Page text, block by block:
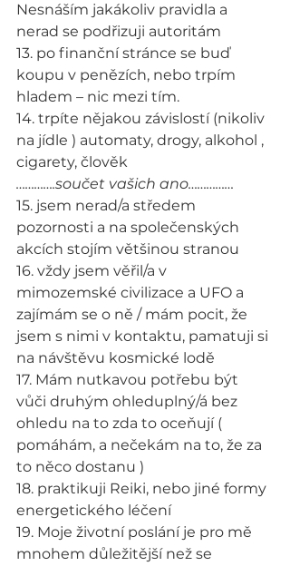
Nesnáším jakákoliv pravidla a
nerad se podřizuji autoritám
13. po finanční stránce se buď
koupu v penězích, nebo trpím
hladem – nic mezi tím.
14. trpíte nějakou závislostí (nikoliv
na jídle ) automaty, drogy, alkohol ,
cigarety, člověk
………….součet vašich ano……………
15. jsem nerad/a středem
pozornosti a na společenských
akcích stojím většinou stranou
16. vždy jsem věřil/a v
mimozemské civilizace a UFO a
zajímám se o ně / mám pocit, že
jsem s nimi v kontaktu, pamatuji si
na návštěvu kosmické lodě
17. Mám nutkavou potřebu být
vůči druhým ohleduplný/á bez
ohledu na to zda to oceňují (
pomáhám, a nečekám na to, že za
to něco dostanu )
18. praktikuji Reiki, nebo jiné formy
energetického léčení
19. Moje životní poslání je pro mě
mnohem důležitější než se